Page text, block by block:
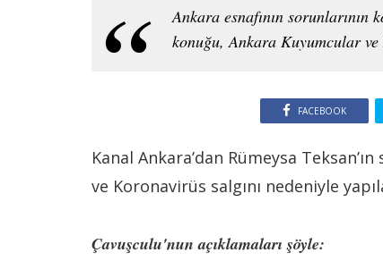
Ankara esnafının
konuğu, Ankara Kuyumcular ve
FACEBOOK
Kanal Ankara’dan Rümeysa
ve Koronavirüs salgını nedeniyle
Çavuşculu'nun açıklamaları şöyle: